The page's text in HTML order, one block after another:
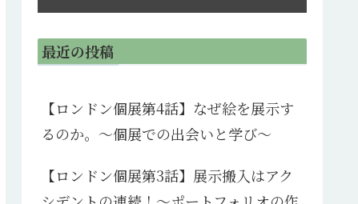
最近の投稿
【ロンドン個展第4話】なぜ絵を展示す
るのか。～個展での出会いと学び～
【ロンドン個展第3話】展示搬入はアク